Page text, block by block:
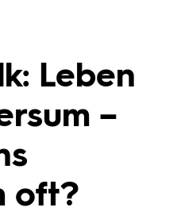
Leben
–
oft?